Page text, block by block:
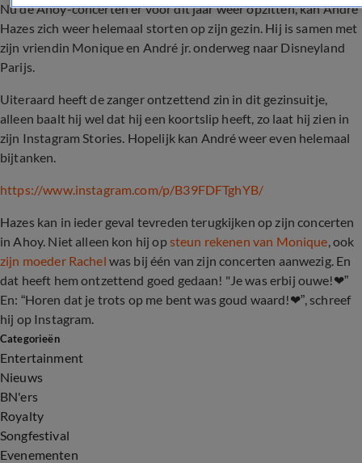
Nu de Ahoy-concerten er voor dit jaar weer opzitten, kan André
Hazes zich weer helemaal storten op zijn gezin. Hij is samen met
zijn vriendin Monique en André jr. onderweg naar Disneyland
Parijs.
Uiteraard heeft de zanger ontzettend zin in dit gezinsuitje,
alleen baalt hij wel dat hij een koortslip heeft, zo laat hij zien in
zijn Instagram Stories. Hopelijk kan André weer even helemaal
bijtanken.
https://www.instagram.com/p/B39FDFTghYB/
Hazes kan in ieder geval tevreden terugkijken op zijn concerten
in Ahoy. Niet alleen kon hij opsteun rekenen van Monique, ook
zijn moeder Rachel was bij één van zijn concerten aanwezig. En
dat heeft hem ontzettend goed gedaan! "Je was erbij ouwe!❤”
En: “Horen dat je trots op me bent was goud waard!❤”, schreef
hij op Instagram.
Categorieën
Entertainment
Nieuws
BN'ers
Royalty
Songfestival
Evenementen